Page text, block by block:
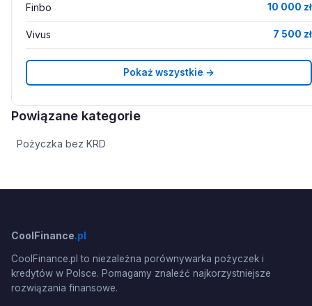
Finbo 10 000 zł
Vivus 7 500 zł
Pokaż wszystkie →
Powiązane kategorie
Pożyczka bez KRD
CoolFinance.pl
CoolFinance.pl to niezależna porównywarka pożyczek i
kredytów w Polsce. Pomagamy znaleźć najkorzystniejsze
rozwiązania finansowe.